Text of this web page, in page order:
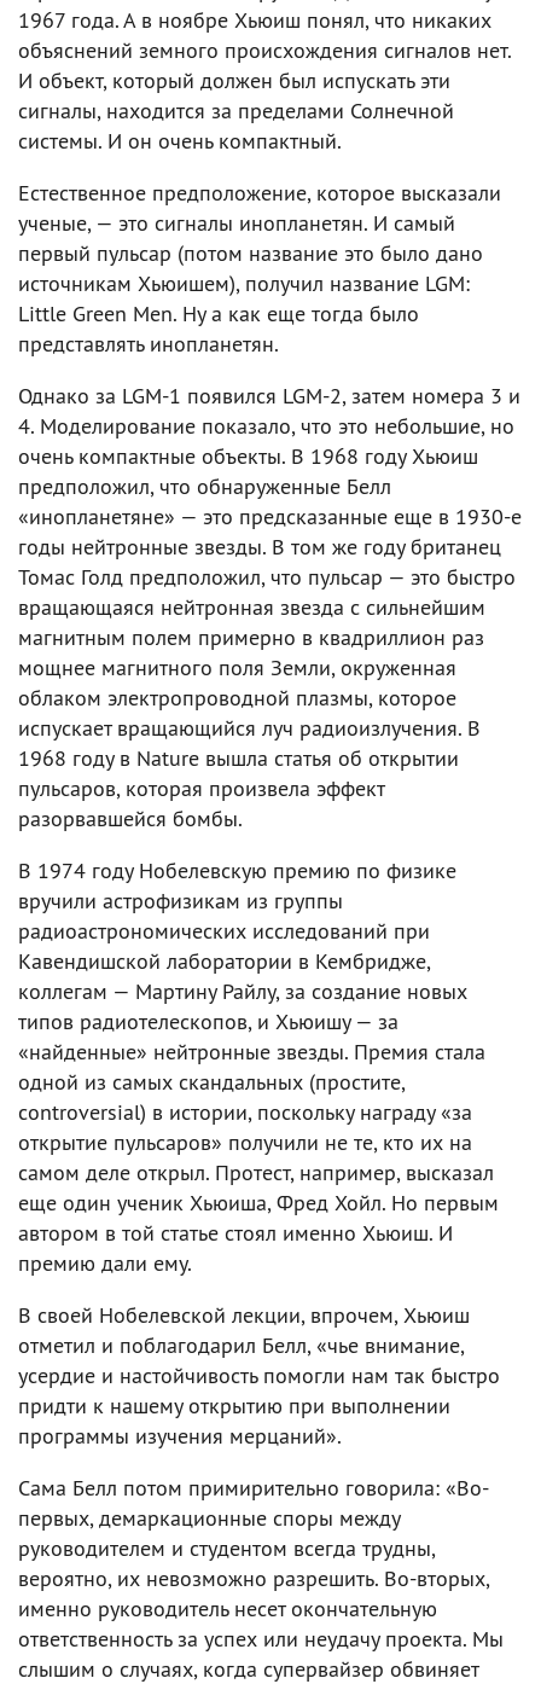
1967 года. А в ноябре Хьюиш понял, что никаких
объяснений земного происхождения сигналов нет.
И объект, который должен был испускать эти
сигналы, находится за пределами Солнечной
системы. И он очень компактный.
Естественное предположение, которое высказали
ученые, — это сигналы инопланетян. И самый
первый пульсар (потом название это было дано
источникам Хьюишем), получил название LGM:
Little Green Men. Ну а как еще тогда было
представлять инопланетян.
Однако за LGM-1 появился LGM-2, затем номера 3 и
4. Моделирование показало, что это небольшие, но
очень компактные объекты. В 1968 году Хьюиш
предположил, что обнаруженные Белл
«инопланетяне» — это предсказанные еще в 1930-е
годы нейтронные звезды. В том же году британец
Томас Голд предположил, что пульсар — это быстро
вращающаяся нейтронная звезда с сильнейшим
магнитным полем примерно в квадриллион раз
мощнее магнитного поля Земли, окруженная
облаком электропроводной плазмы, которое
испускает вращающийся луч радиоизлучения. В
1968 году в Nature вышла статья об открытии
пульсаров, которая произвела эффект
разорвавшейся бомбы.
В 1974 году Нобелевскую премию по физике
вручили астрофизикам из группы
радиоастрономических исследований при
Кавендишской лаборатории в Кембридже,
коллегам — Мартину Райлу, за создание новых
типов радиотелескопов, и Хьюишу — за
«найденные» нейтронные звезды. Премия стала
одной из самых скандальных (простите,
controversial) в истории, поскольку награду «за
открытие пульсаров» получили не те, кто их на
самом деле открыл. Протест, например, высказал
еще один ученик Хьюиша, Фред Хойл. Но первым
автором в той статье стоял именно Хьюиш. И
премию дали ему.
В своей Нобелевской лекции, впрочем, Хьюиш
отметил и поблагодарил Белл, «чье внимание,
усердие и настойчивость помогли нам так быстро
придти к нашему открытию при выполнении
программы изучения мерцаний».
Сама Белл потом примирительно говорила: «Во-
первых, демаркационные споры между
руководителем и студентом всегда трудны,
вероятно, их невозможно разрешить. Во-вторых,
именно руководитель несет окончательную
ответственность за успех или неудачу проекта. Мы
слышим о случаях, когда супервайзер обвиняет